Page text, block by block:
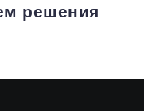
решения